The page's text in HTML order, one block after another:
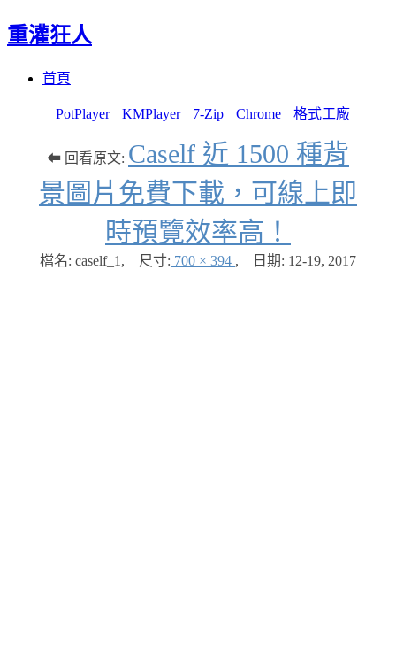
重灌狂人
首頁
PotPlayer KMPlayer 7-Zip Chrome 格式工廠
⬅ 回看原文: Caself 近 1500 種背
景圖片免費下載，可線上即
時預覽效率高！
檔名: caself_1 , 尺寸: 700 × 394 , 日期: 12-19, 2017